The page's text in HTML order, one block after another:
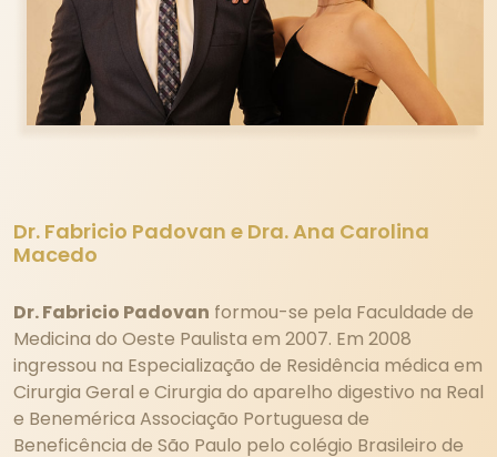
Dr. Fabricio Padovan e Dra. Ana Carolina
Macedo
Dr. Fabricio Padovan formou-se pela Faculdade de
Medicina do Oeste Paulista em 2007. Em 2008
ingressou na Especialização de Residência médica em
Cirurgia Geral e Cirurgia do aparelho digestivo na Real
e Benemérica Associação Portuguesa de
Beneficência de São Paulo pelo colégio Brasileiro de